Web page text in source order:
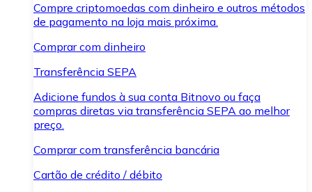
Compre criptomoedas com dinheiro e outros métodos
de pagamento na loja mais próxima.
Comprar com dinheiro
Transferência SEPA
Adicione fundos à sua conta Bitnovo ou faça
compras diretas via transferência SEPA ao melhor
preço.
Comprar com transferência bancária
Cartão de crédito / débito